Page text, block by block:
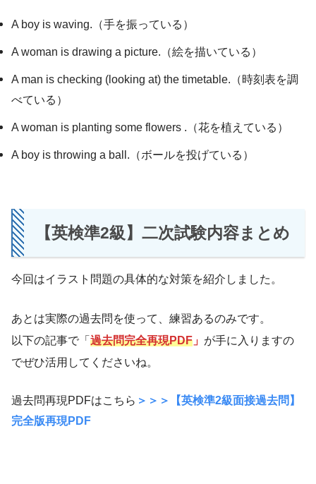
A boy is waving.（手を振っている）
A woman is drawing a picture.（絵を描いている）
A man is checking (looking at) the timetable.（時刻表を調
べている）
A woman is planting some flowers .（花を植えている）
A boy is throwing a ball.（ボールを投げている）
【英検準2級】二次試験内容まとめ
今回はイラスト問題の具体的な対策を紹介しました。
あとは実際の過去問を使って、練習あるのみです。
以下の記事で「過去問完全再現PDF 」 が手に入りますの
でぜひ活用してくださいね。
過去問再現PDFはこちら ＞＞＞【英検準2級面接過去問】
完全版再現PDF